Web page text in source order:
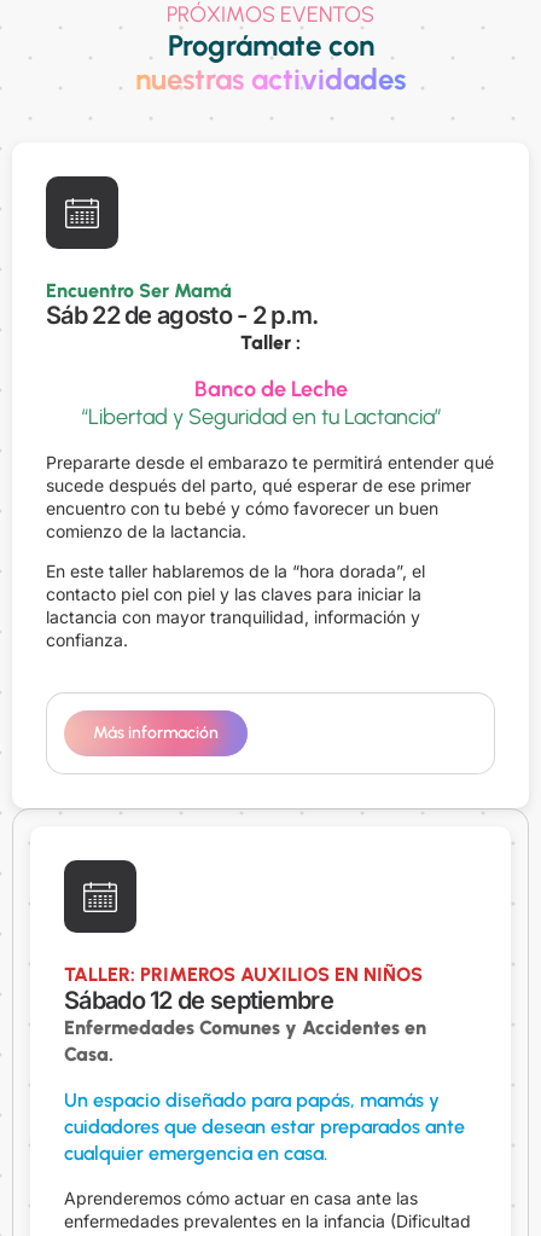
PRÓXIMOS EVENTOS
Prográmate con
nuestras actividades
Encuentro Ser Mamá
Sáb 22 de agosto - 2 p.m.
Taller :
Banco de Leche
“Libertad y Seguridad en tu Lactancia”
Prepararte desde el embarazo te permitirá entender qué
sucede después del parto, qué esperar de ese primer
encuentro con tu bebé y cómo favorecer un buen
comienzo de la lactancia.
En este taller hablaremos de la “hora dorada”, el
contacto piel con piel y las claves para iniciar la
lactancia con mayor tranquilidad, información y
confianza.
Más información
TALLER: PRIMEROS AUXILIOS EN NIÑOS
Sábado 12 de septiembre
Enfermedades Comunes y Accidentes en
Casa.
Un espacio diseñado para papás, mamás y
cuidadores que desean estar preparados ante
cualquier emergencia en casa.
Aprenderemos cómo actuar en casa ante las
enfermedades prevalentes en la infancia (Dificultad